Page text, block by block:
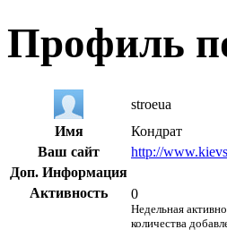
Профиль
stroeua
Имя
Кондрат
Ваш сайт
http://
Доп. Информация
Активность
0
Недельная
количества